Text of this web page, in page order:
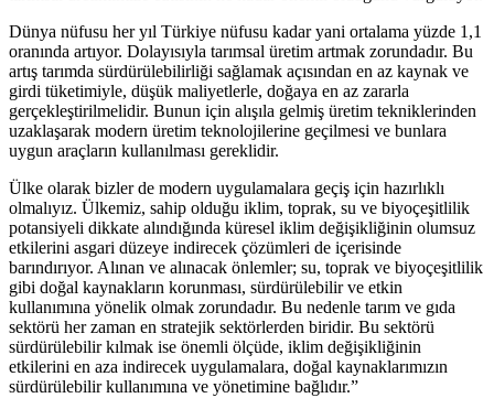
Dünya nüfusu her yıl Türkiye nüfusu kadar yani ortalama yüzde 1,1
oranında artıyor. Dolayısıyla tarımsal üretim artmak zorundadır. Bu
artış tarımda sürdürülebilirliği sağlamak açısından en az kaynak ve
girdi tüketimiyle, düşük maliyetlerle, doğaya en az zararla
gerçekleştirilmelidir. Bunun için alışıla gelmiş üretim tekniklerinden
uzaklaşarak modern üretim teknolojilerine geçilmesi ve bunlara
uygun araçların kullanılması gereklidir.
Ülke olarak bizler de modern uygulamalara geçiş için hazırlıklı
olmalıyız. Ülkemiz, sahip olduğu iklim, toprak, su ve biyoçeşitlilik
potansiyeli dikkate alındığında küresel iklim değişikliğinin olumsuz
etkilerini asgari düzeye indirecek çözümleri de içerisinde
barındırıyor. Alınan ve alınacak önlemler; su, toprak ve biyoçeşitlilik
gibi doğal kaynakların korunması, sürdürülebilir ve etkin
kullanımına yönelik olmak zorundadır. Bu nedenle tarım ve gıda
sektörü her zaman en stratejik sektörlerden biridir. Bu sektörü
sürdürülebilir kılmak ise önemli ölçüde, iklim değişikliğinin
etkilerini en aza indirecek uygulamalara, doğal kaynaklarımızın
sürdürülebilir kullanımına ve yönetimine bağlıdır.”